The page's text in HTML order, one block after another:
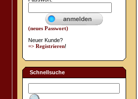
(neues Passwort)
Neuer Kunde?
=> Registrieren!
Schnellsuche